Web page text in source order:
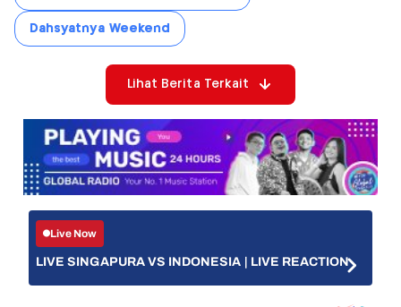
Dahsyatnya Weekend
Lihat Berita Terkait
Live Now
LIVE SINGAPURA VS INDONESIA | LIVE REACTION